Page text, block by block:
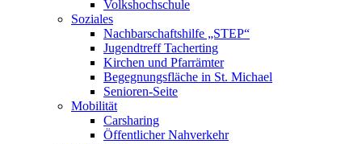
Volkshochschule
Soziales
Nachbarschaftshilfe „STEP“
Jugendtreff Tacherting
Kirchen und Pfarrämter
Begegnungsfläche in St. Michael
Senioren-Seite
Mobilität
Carsharing
Öffentlicher Nahverkehr